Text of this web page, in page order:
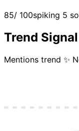
85/ 100spiking 5
Trend Signal
Mentions trend ✨